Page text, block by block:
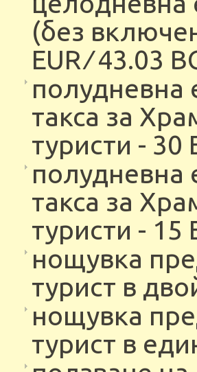
(без
EUR ∕ 43.03
полудневна
таксa за
туристи - 30
полудневна
таксa за
туристи - 15
нощувка
турист в
нощувка
турист в